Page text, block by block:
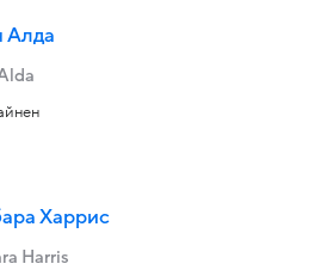
Алда
Харрис
Harris